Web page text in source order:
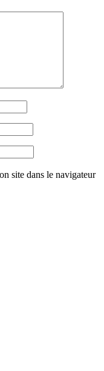
site dans le navigateur